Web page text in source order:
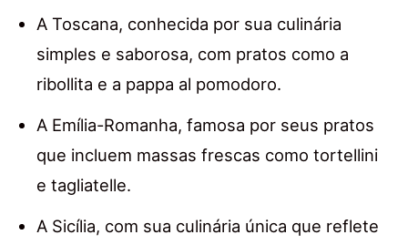
A Toscana, conhecida por sua culinária
simples e saborosa, com pratos como a
ribollita e a pappa al pomodoro.
A Emília-Romanha, famosa por seus pratos
que incluem massas frescas como tortellini
e tagliatelle.
A Sicília, com sua culinária única que reflete